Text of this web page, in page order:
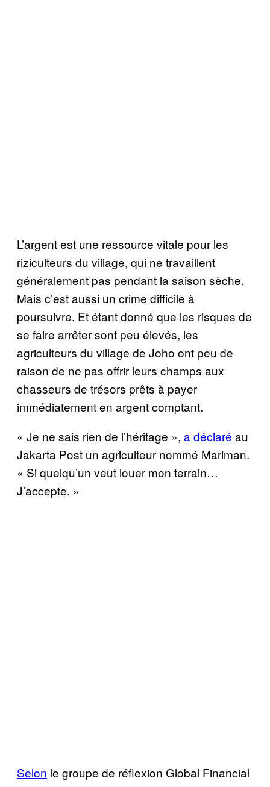
L’argent est une ressource vitale pour les
riziculteurs du village, qui ne travaillent
généralement pas pendant la saison sèche.
Mais c’est aussi un crime difficile à
poursuivre. Et étant donné que les risques de
se faire arrêter sont peu élevés, les
agriculteurs du village de Joho ont peu de
raison de ne pas offrir leurs champs aux
chasseurs de trésors prêts à payer
immédiatement en argent comptant.
« Je ne sais rien de l’héritage », a déclaré au
Jakarta Post un agriculteur nommé Mariman.
« Si quelqu’un veut louer mon terrain…
J’accepte. »
Selon le groupe de réflexion Global Financial